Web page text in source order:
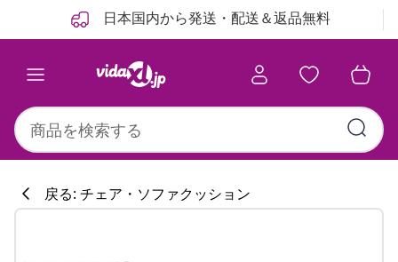
日本国内から発送・配送＆返品無料
戻る: チェア・ソファクッション